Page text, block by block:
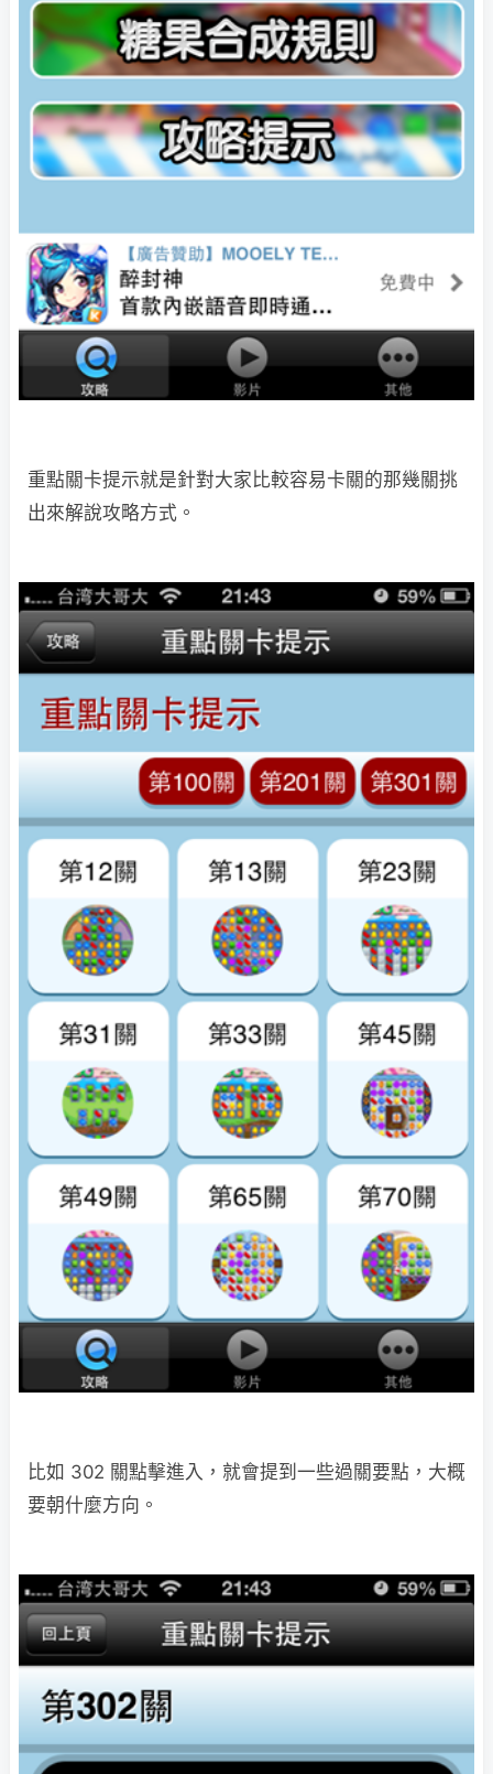
重點關卡提示就是針對大家比較容易卡關的那幾關挑
出來解說攻略方式。
比如 302 關點擊進入，就會提到一些過關要點，大概
要朝什麼方向。